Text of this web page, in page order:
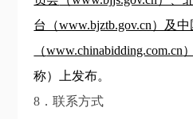
台（www.bjztb.gov.cn）及
（www.chinabidding.com.cn）
称）上发布。
8．联系方式